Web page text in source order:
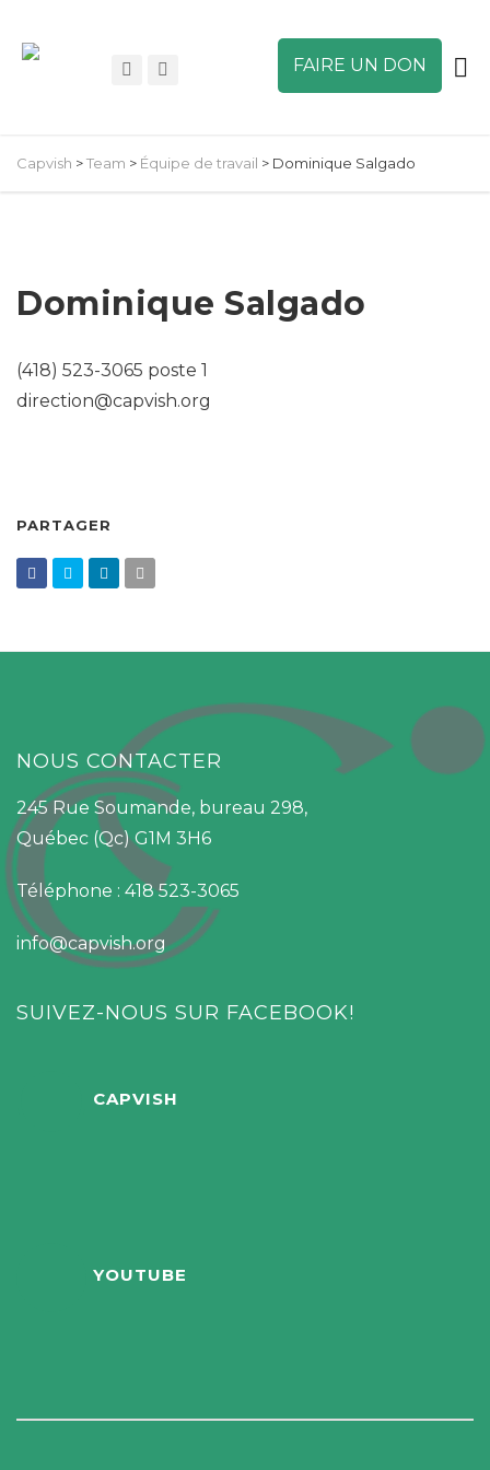
FAIRE UN DON
Capvish >Team > Équipe de travail > Dominique Salgado
Dominique Salgado
(418) 523-3065 poste 1
direction@capvish.org
PARTAGER
NOUS CONTACTER
245 Rue Soumande, bureau 298,
Québec (Qc) G1M 3H6
Téléphone : 418 523-3065
info@capvish.org
SUIVEZ-NOUS SUR FACEBOOK!
CAPVISH
YOUTUBE